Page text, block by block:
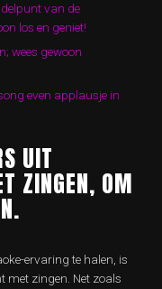
van de
los en geniet!
wees gewoon
even applausje in
UIT
ZINGEN, OM
ervaring te halen, is
met zingen. Net zoals